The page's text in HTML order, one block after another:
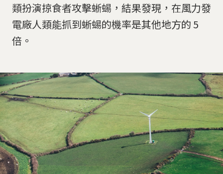
類扮演掠食者攻擊蜥蜴，結果發現，在風力發
電廠人類能抓到蜥蜴的機率是其他地方的 5
倍。